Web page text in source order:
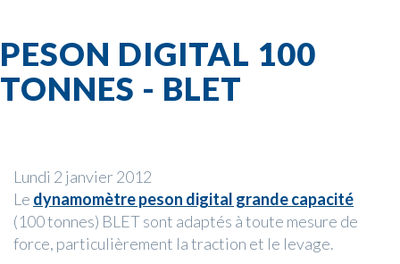
PESON DIGITAL 100
TONNES - BLET
Lundi 2 janvier 2012
Le dynamomètre peson digital grande capacité
(100 tonnes) BLET sont adaptés à toute mesure de
force, particulièrement la traction et le levage.